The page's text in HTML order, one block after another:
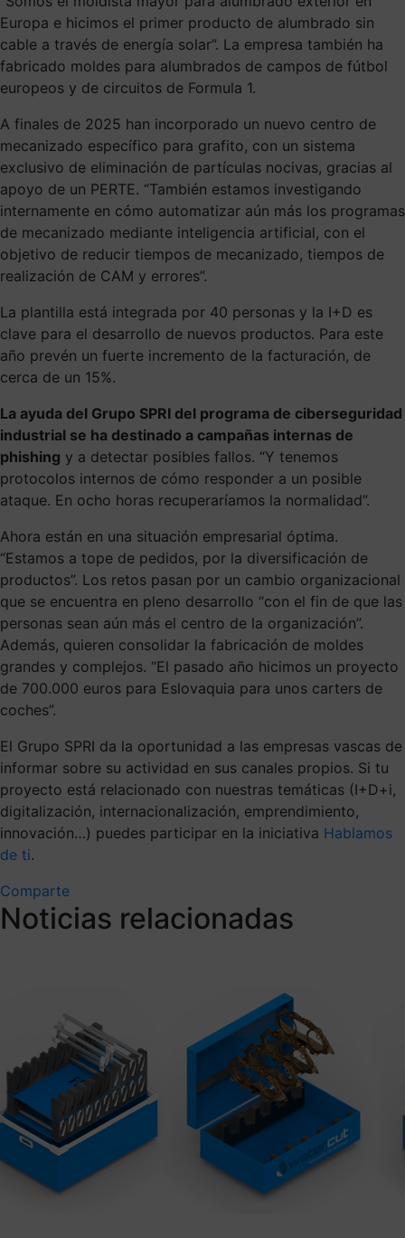
Europa e hicimos el primer producto de alumbrado sin
cable a través de energía solar”. La empresa también ha
fabricado moldes para alumbrados de campos de fútbol
europeos y de circuitos de Formula 1.
A finales de 2025 han incorporado un nuevo centro de
mecanizado específico para grafito, con un sistema
exclusivo de eliminación de partículas nocivas, gracias al
apoyo de un PERTE. “También estamos investigando
internamente en cómo automatizar aún más los programas
de mecanizado mediante inteligencia artificial, con el
objetivo de reducir tiempos de mecanizado, tiempos de
realización de CAM y errores”.
La plantilla está integrada por 40 personas y la I+D es
clave para el desarrollo de nuevos productos. Para este
año prevén un fuerte incremento de la facturación, de
cerca de un 15%.
La ayuda del Grupo SPRI del programa de ciberseguridad
industrial se ha destinado a campañas internas de
phishing y a detectar posibles fallos. “Y tenemos
protocolos internos de cómo responder a un posible
ataque. En ocho horas recuperaríamos la normalidad”.
Ahora están en una situación empresarial óptima.
“Estamos a tope de pedidos, por la diversificación de
productos”. Los retos pasan por un cambio organizacional
que se encuentra en pleno desarrollo “con el fin de que las
personas sean aún más el centro de la organización”.
Además, quieren consolidar la fabricación de moldes
grandes y complejos. “El pasado año hicimos un proyecto
de 700.000 euros para Eslovaquia para unos carters de
coches”.
El Grupo SPRI da la oportunidad a las empresas vascas de
informar sobre su actividad en sus canales propios. Si tu
proyecto está relacionado con nuestras temáticas (I+D+i,
digitalización, internacionalización, emprendimiento,
innovación…) puedes participar en la iniciativa Hablamos
de ti.
Comparte
Noticias relacionadas